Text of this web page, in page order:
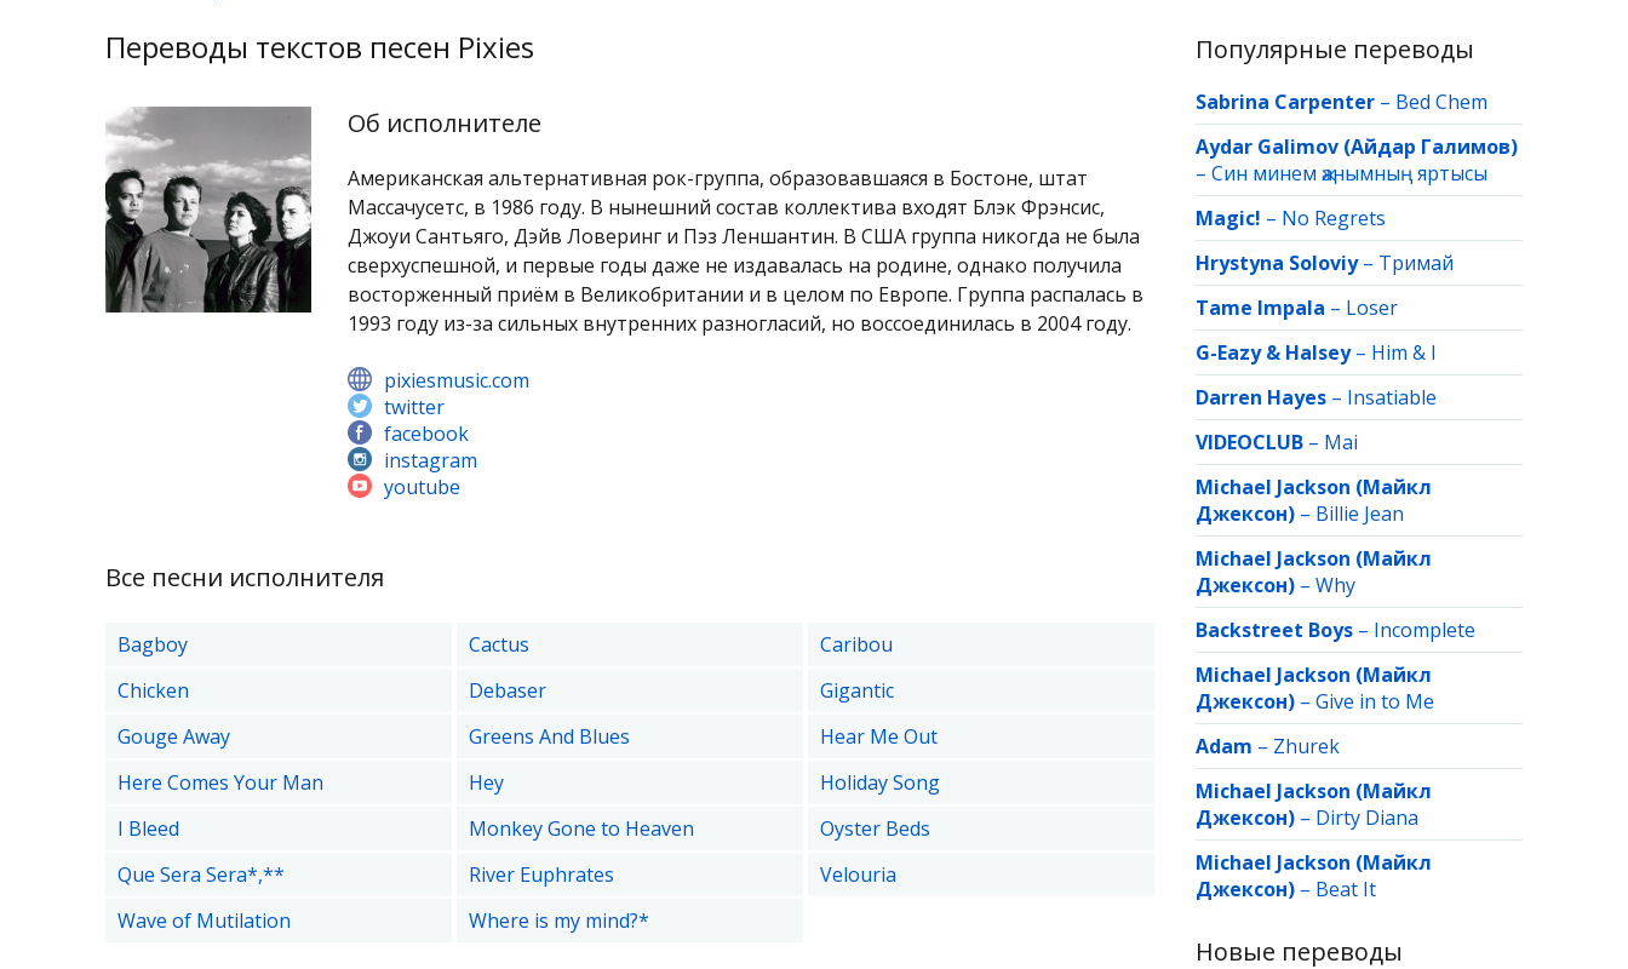
Переводы текстов песен Pixies
Об исполнителе
Американская альтернативная рок-группа, образовавшаяся в Бостоне, штат
Массачусетс, в 1986 году. В нынешний состав коллектива входят Блэк Фрэнсис,
Джоуи Сантьяго, Дэйв Ловеринг и Пэз Леншантин. В США группа никогда не была
сверхуспешной, и первые годы даже не издавалась на родине, однако получила
восторженный приём в Великобритании и в целом по Европе. Группа распалась в
1993 году из-за сильных внутренних разногласий, но воссоединилась в 2004 году.
pixiesmusic.com
twitter
facebook
instagram
youtube
Все песни исполнителя
Bagboy Cactus
Caribou
Chicken
Debaser
Gigantic
Gouge Away
Greens And Blues
Hear Me Out
Here Comes Your Man
Hey
Holiday Song
I Bleed
Monkey Gone to Heaven
Oyster Beds
Que Sera Sera*,**
River Euphrates
Velouria
Wave of Mutilation
Where is my mind?*
Популярные переводы
Sabrina Carpenter – Bed Chem
Aydar Galimov (Айдар Галимов)
– Син минем җанымның яртысы
Magic! – No Regrets
Hrystyna Soloviy– Тримай
Tame Impala – Loser
G-Eazy & Halsey– Him & I
Darren Hayes – Insatiable
VIDEOCLUB – Mai
Michael Jackson (Майкл
Джексон) – Billie Jean
Michael Jackson (Майкл
Джексон) – Why
Backstreet Boys – Incomplete
Michael Jackson (Майкл
Джексон) – Give in to Me
Adam – Zhurek
Michael Jackson (Майкл
Джексон) – Dirty Diana
Michael Jackson (Майкл
Джексон) – Beat It
Новые переводы